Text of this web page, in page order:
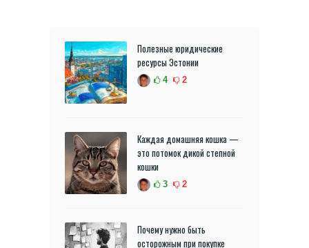
Полезные юридические
ресурсы Эстонии
4 2
Каждая домашняя кошка —
это потомок дикой степной
кошки
3 2
Почему нужно быть
осторожным при покупке